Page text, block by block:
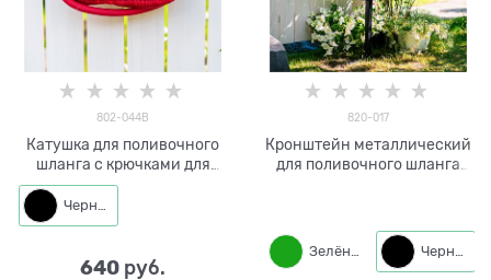
802-044B
Катушка для поливочного
шланга c крючками для
инвентаря 802-044B
металл
Черный
640 руб.
820-017
Кронштейн металлический
для поливочного шланга
Зелёный Черный